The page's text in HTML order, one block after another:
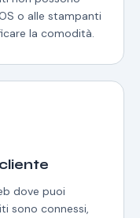
o alle stampanti
la comodità.
dove puoi
sono connessi,